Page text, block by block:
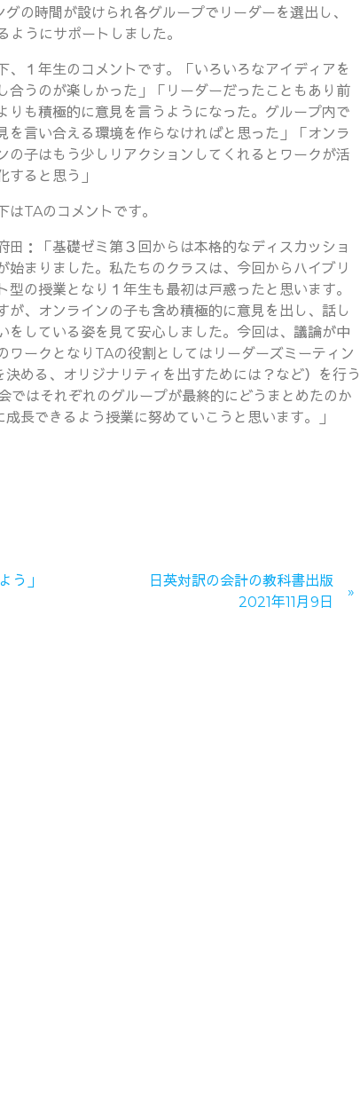
の時間が設けられ各グループでリーダーを選出し、
うにサポートしました。
、１年生のコメントです。「いろいろなアイディアを
合うのが楽しかった」「リーダーだったこともあり前
りも積極的に意見を言うようになった。グループ内で
を言い合える環境を作らなければと思った」「オンラ
の子はもう少しリアクションしてくれるとワークが活
すると思う」
はTAのコメントです。
田：「基礎ゼミ第３回からは本格的なディスカッショ
始まりました。私たちのクラスは、今回からハイブリ
型の授業となり１年生も最初は戸惑ったと思います。
が、オンラインの子も含め積極的に意見を出し、話し
をしている姿を見て安心しました。今回は、議論が中
ワークとなりTAの役割としてはリーダーズミーティン
める、オリジナリティを出すためには？など）を行う
ではそれぞれのグループが最終的にどうまとめたのか
長できるよう授業に努めていこうと思います。」
う」
日英対訳の会計の教科書出版
2021年11月9日